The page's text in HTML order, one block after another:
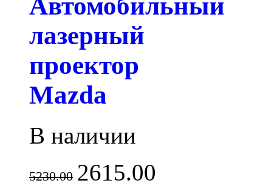
Автомобильный
лазерный
проектор
Mazda
В наличии
5230.00 2615.00